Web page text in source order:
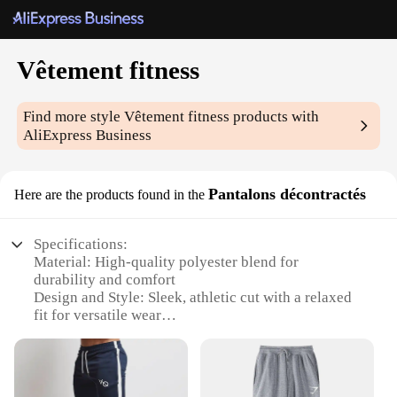
Vêtement fitness
Find more styleVêtement fitness products with
AliExpress Business
Here are the products found in the Pantalons décontractés
Specifications:
Material: High-quality polyester blend for
durability and comfort
Design and Style: Sleek, athletic cut with a relaxed
fit for versatile wear
looking for both style and functionality
Typical Adaptive Scenario: Perfect for gym
sessions, casual outings, or as part of a fitness